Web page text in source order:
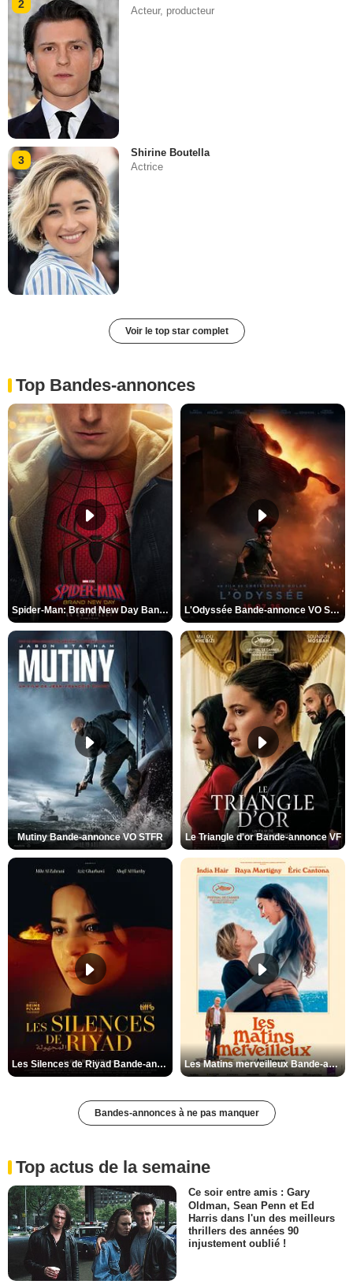
2
Acteur, producteur
3
Shirine Boutella
Actrice
Voir le top star complet
Top Bandes-annonces
Spider-Man: Brand New Day Bande-annonce VO STFR L'Odyssée Bande-annonce VO STFR
Mutiny Bande-annonce VO STFR Le Triangle d'or Bande-annonce VF
Les Silences de Riyad Bande-annonce VO STFR Les Matins merveilleux Bande-annonce VF
Bandes-annonces à ne pas manquer
Top actus de la semaine
Ce soir entre amis : Gary
Oldman, Sean Penn et Ed
Harris dans l'un des meilleurs
thrillers des années 90
injustement oublié !